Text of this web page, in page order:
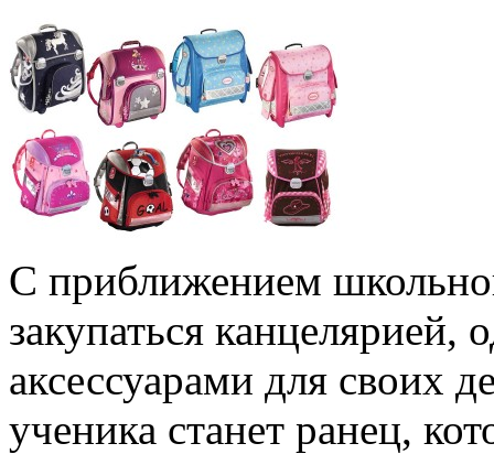
С приближением
закупаться
аксессуарами для своих
ученика станет ранец,